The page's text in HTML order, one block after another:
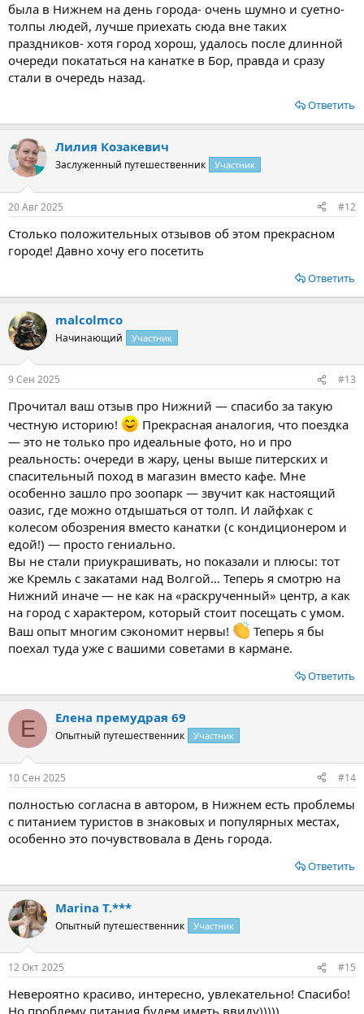
была в Нижнем на день города- очень шумно и суетно-
толпы людей, лучше приехать сюда вне таких
праздников- хотя город хорош, удалось после длинной
очереди покататься на канатке в Бор, правда и сразу
стали в очередь назад.
Ответить
Лилия Козакевич
Заслуженный путешественник Участник
20 Авг 2025 #12
Столько положительных отзывов об этом прекрасном
городе! Давно хочу его посетить
Ответить
malcolmco
Начинающий Участник
9 Сен 2025 #13
Прочитал ваш отзыв про Нижний — спасибо за такую
честную историю!
Прекрасная аналогия, что поездка
— это не только про идеальные фото, но и про
реальность: очереди в жару, цены выше питерских и
спасительный поход в магазин вместо кафе. Мне
особенно зашло про зоопарк — звучит как настоящий
оазис, где можно отдышаться от толп. И лайфхак с
колесом обозрения вместо канатки (с кондиционером и
едой!) — просто гениально.
Вы не стали приукрашивать, но показали и плюсы: тот
же Кремль с закатами над Волгой… Теперь я смотрю на
Нижний иначе — не как на «раскрученный» центр, а как
на город с характером, который стоит посещать с умом.
Ваш опыт многим сэкономит нервы!
Теперь я бы
поехал туда уже с вашими советами в кармане.
Ответить
Е Елена премудрая 69
Опытный путешественник Участник
10 Сен 2025 #14
полностью согласна в автором, в Нижнем есть проблемы
с питанием туристов в знаковых и популярных местах,
особенно это почувствовала в День города.
Ответить
Marina T.***
Опытный путешественник Участник
12 Окт 2025 #15
Невероятно красиво, интересно, увлекательно! Спасибо!
Но проблему питания будем иметь ввиду)))))